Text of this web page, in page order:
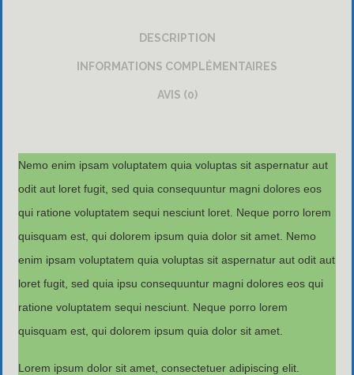
DESCRIPTION
INFORMATIONS COMPLÉMENTAIRES
AVIS (0)
Nemo enim ipsam voluptatem quia voluptas sit aspernatur aut
odit aut loret fugit, sed quia consequuntur magni dolores eos
qui ratione voluptatem sequi nesciunt loret. Neque porro lorem
quisquam est, qui dolorem ipsum quia dolor sit amet. Nemo
enim ipsam voluptatem quia voluptas sit aspernatur aut odit aut
loret fugit, sed quia ipsu consequuntur magni dolores eos qui
ratione voluptatem sequi nesciunt. Neque porro lorem
quisquam est, qui dolorem ipsum quia dolor sit amet.
Lorem ipsum dolor sit amet, consectetuer adipiscing elit.